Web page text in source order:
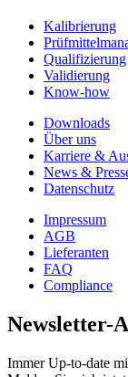
Kalibrierung
Qualifizierung
Validierung
Know-how
Downloads
Über uns
Karriere &
News &
Datenschutz
Impressum
AGB
Lieferanten
FAQ
Compliance
Newsletter-
Immer Up-to-date